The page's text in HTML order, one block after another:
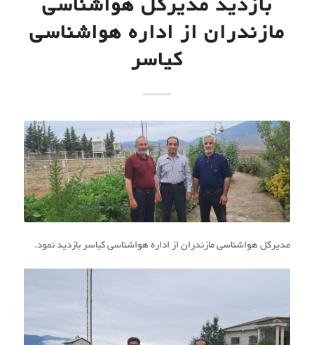
بازدید مدیرکل هواشناسی
مازندران از اداره هواشناسی
کیاسر
مدیرکل هواشناسی مازندران از اداره هواشناسی کیاسر بازدید نمود.